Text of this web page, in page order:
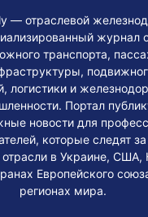
— отраслевой
журнал
транспорта,
логистики и
Портал
новости для
которые следят
в Украине, США,
Европейского
регионах мира.